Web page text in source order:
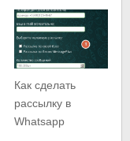
Как сделать
рассылку в
Whatsapp